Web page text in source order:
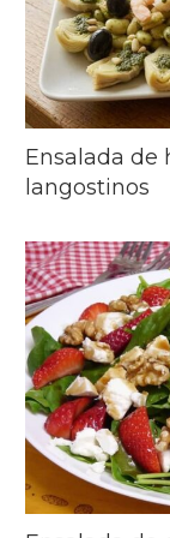
Ensalada de
langostinos